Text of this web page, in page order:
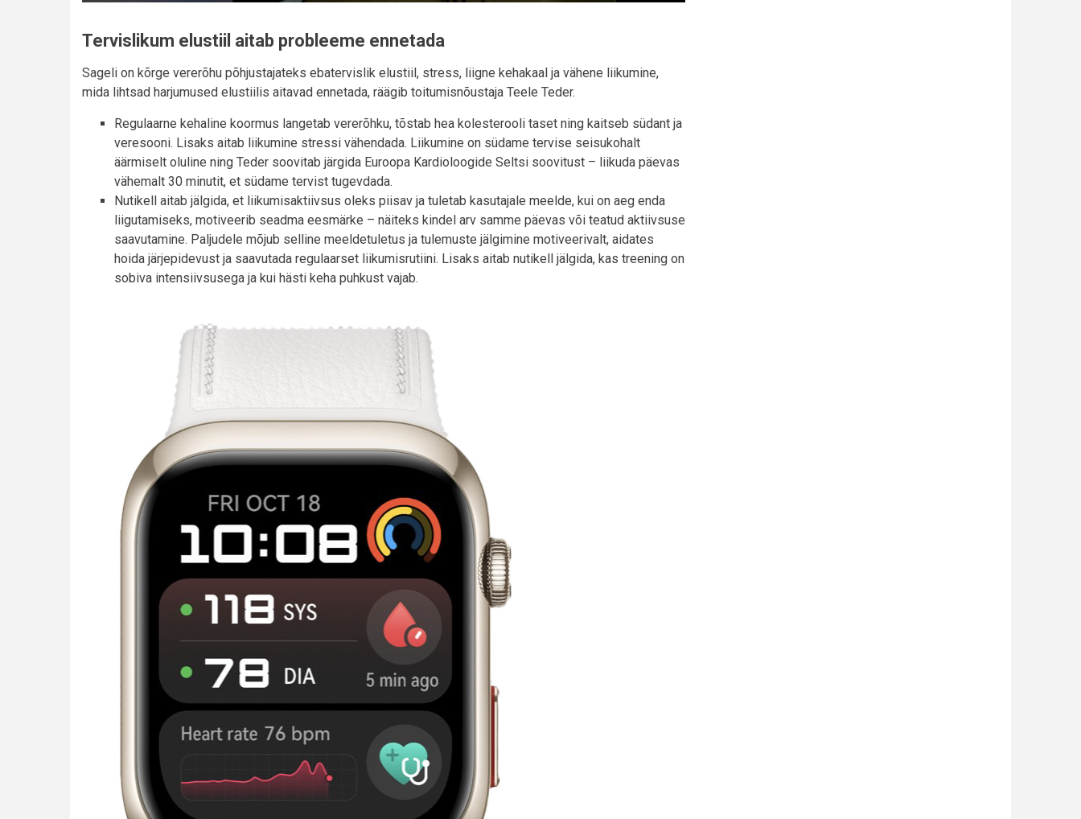
Tervislikum elustiil aitab probleeme ennetada
Sageli on kõrge vererõhu põhjustajateks ebatervislik elustiil, stress, liigne kehakaal ja vähene liikumine,
mida lihtsad harjumused elustiilis aitavad ennetada, räägib toitumisnõustaja Teele Teder.
Regulaarne kehaline koormus langetab vererõhku, tõstab hea kolesterooli taset ning kaitseb südant ja
veresooni. Lisaks aitab liikumine stressi vähendada. Liikumine on südame tervise seisukohalt
äärmiselt oluline ning Teder soovitab järgida Euroopa Kardioloogide Seltsi soovitust – liikuda päevas
vähemalt 30 minutit, et südame tervist tugevdada.
Nutikell aitab jälgida, et liikumisaktiivsus oleks piisav ja tuletab kasutajale meelde, kui on aeg enda
liigutamiseks, motiveerib seadma eesmärke – näiteks kindel arv samme päevas või teatud aktiivsuse
saavutamine. Paljudele mõjub selline meeldetuletus ja tulemuste jälgimine motiveerivalt, aidates
hoida järjepidevust ja saavutada regulaarset liikumisrutiini. Lisaks aitab nutikell jälgida, kas treening on
sobiva intensiivsusega ja kui hästi keha puhkust vajab.